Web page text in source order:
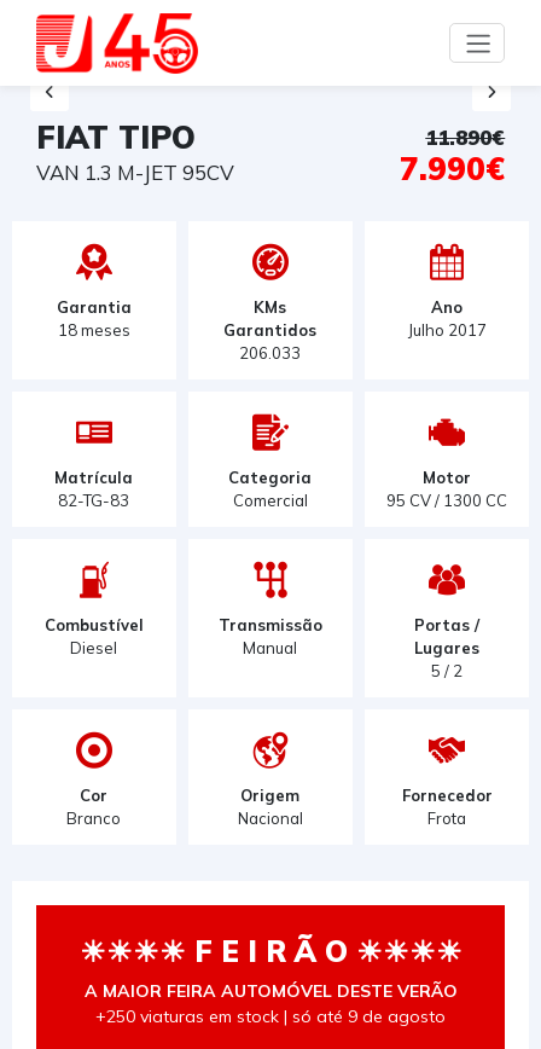
FIAT TIPO
VAN 1.3 M-JET 95CV
11.890€
7.990€
Garantia
18 meses
KMs
Garantidos
206.033
Ano
Julho 2017
Matrícula
82-TG-83
Categoria
Comercial
Motor
95 CV / 1300 CC
Combustível
Diesel
Transmissão
Manual
Portas /
Lugares
5 / 2
Cor
Branco
Origem
Nacional
Fornecedor
Frota
☀☀☀☀ F E I R Ã O ☀☀☀☀
A MAIOR FEIRA AUTOMÓVEL DESTE VERÃO
+250 viaturas em stock | só até 9 de agosto